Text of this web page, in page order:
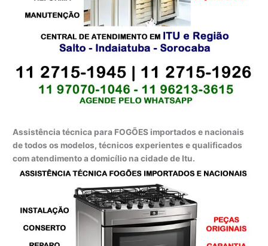
Assistência técnica para FOGÕES importados e nacionais
de todos os modelos, técnicos experientes e qualificados
com atendimento a domicílio na cidade de Itu.